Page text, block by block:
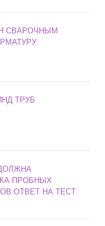
СВАРОЧНЫМ
ТРУБ
ПРОБНЫХ
ОТВЕТ НА ТЕСТ